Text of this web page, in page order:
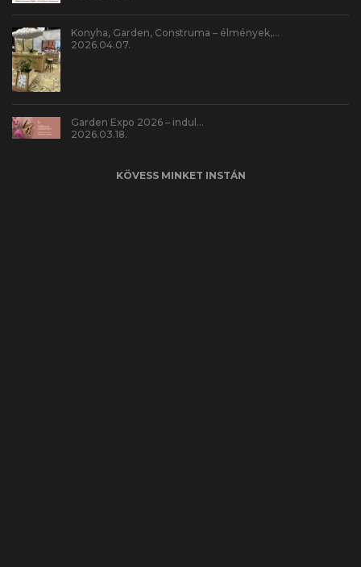
Konyha, Garden, Construma – élmények,…
2026.04.07.
Garden Expo 2026 – indul…
2026.03.18.
KÖVESS MINKET INSTÁN